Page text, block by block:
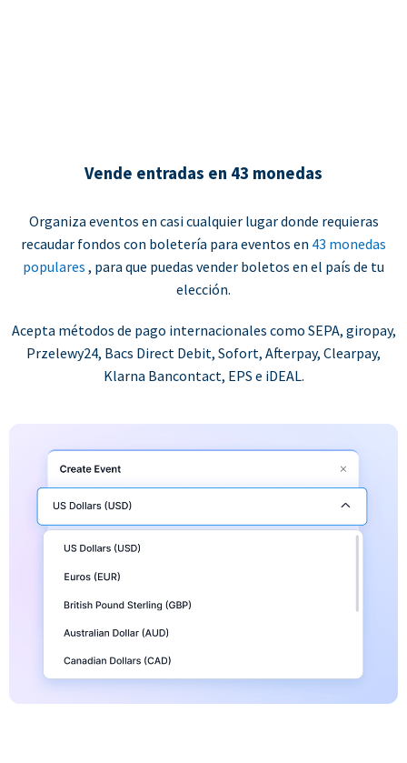
Vende entradas en 43 monedas
Organiza eventos en casi cualquier lugar donde requieras
recaudar fondos con boletería para eventos en 43 monedas
populares , para que puedas vender boletos en el país de tu
elección.
Acepta métodos de pago internacionales como SEPA, giropay,
Przelewy24, Bacs Direct Debit, Sofort, Afterpay, Clearpay,
Klarna Bancontact, EPS e iDEAL.